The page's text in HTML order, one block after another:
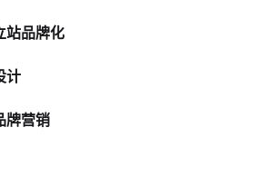
品牌化
计
牌营销